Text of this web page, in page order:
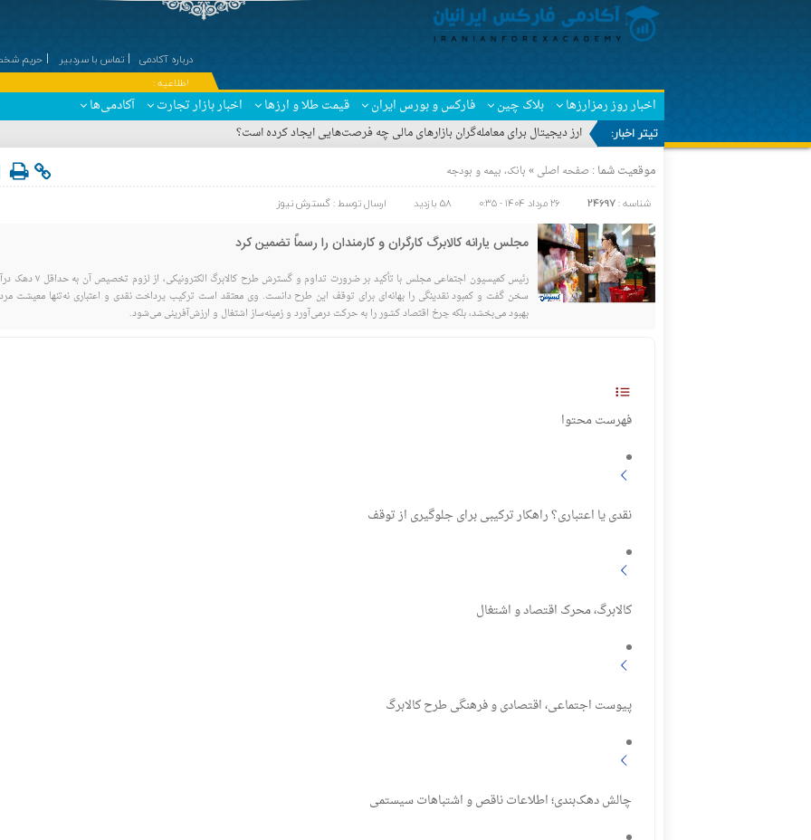
درباره آکادمی تماس با سردبیر
حریم
۞ اطلاعیه :
اخبار روز رمزارزها بلاک چین فارکس و بورس ایران قیمت طلا و ارزها اخبار بازار تجارت آکادمی‌ها
تیتر اخبار:
ارز دیجیتال برای معامله‌گران بازارهای مالی چه فرصت‌هایی ایجاد کرده است؟
موقعیت شما :صفحه اصلی»بانک، بیمه و بودجه
شناسه :24697 ۲۶ مرداد ۱۴۰۴ - ۰:۳۵ 58 بازدید ارسال توسط :گسترش نیوز
مجلس یارانه کالابرگ کارگران و کارمندان را رسماً تضمین کرد
رئیس کمیسیون اجتماعی مجلس با تأکید بر ضرورت تداوم و گسترش طرح کالابرگ
سخن گفت و کمبود نقدینگی را بهانه‌ای برای توقف این طرح دانست. وی معتقد است ترکیب پرداخت نقدی و اعتباری نه‌تنها معیشت
بهبود می‌بخشد، بلکه چرخ اقتصاد کشور را به حرکت درمی‌آورد و زمینه‌ساز اشتغال و ارزش‌آفرینی می‌شود.
فهرست محتوا
نقدی یا اعتباری؟ راهکار ترکیبی برای جلوگیری از توقف
کالابرگ، محرک اقتصاد و اشتغال
پیوست اجتماعی، اقتصادی و فرهنگی طرح کالابرگ
چالش دهک‌بندی؛ اطلاعات ناقص و اشتباهات سیستمی